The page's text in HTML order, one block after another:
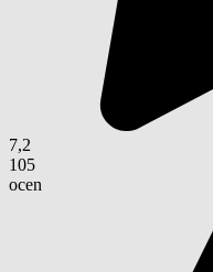
7,2
105
ocen